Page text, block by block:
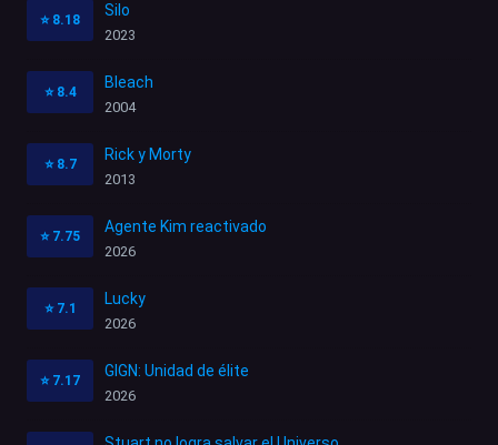
⭐ 8.18
Silo
2023
⭐ 8.4
Bleach
2004
⭐ 8.7
Rick y Morty
2013
⭐ 7.75
Agente Kim reactivado
2026
⭐ 7.1
Lucky
2026
⭐ 7.17
GIGN: Unidad de élite
2026